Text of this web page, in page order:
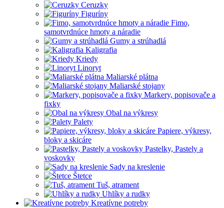
Ceruzky
Figuríny
Fimo,
samotvrdnúce hmoty a náradie
Gumy a strúhadlá
Kaligrafia
Kriedy
Linoryt
Maliarské plátna
Maliarské stojany
Markery, popisovače a
fixky
Obal na výkresy
Palety
Papiere, výkresy,
bloky a skicáre
Pastelky, Pastely a
voskovky
Sady na kreslenie
Štetce
Tuš, atrament
Uhlíky a rudky
Kreatívne potreby